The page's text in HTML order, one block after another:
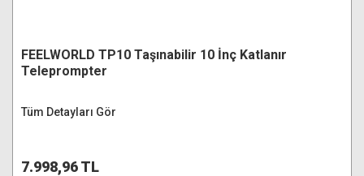
FEELWORLD TP10 Taşınabilir 10 İnç Katlanır
Teleprompter
Tüm Detayları Gör
7.998,96 TL